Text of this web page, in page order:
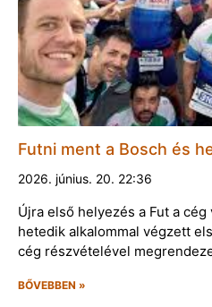
Futni ment a Bosch és
2026. június. 20. 22:36
Újra első helyezés a Fut a
hetedik alkalommal végzett
cég részvételével
BŐVEBBEN »